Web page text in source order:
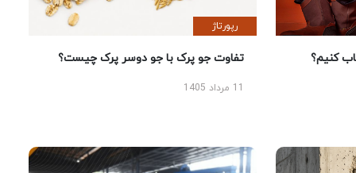
کنیم؟
رپورتاژ
تفاوت جو پرک با جو دوسر پرک چیست؟